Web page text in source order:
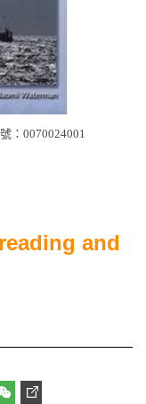
：0070024001
and